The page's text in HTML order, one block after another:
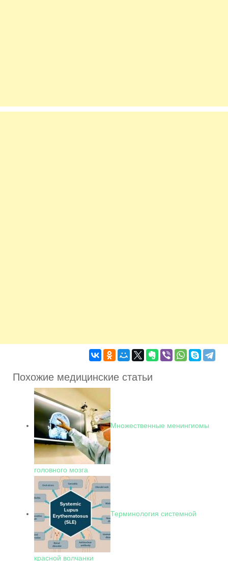
Похожие медицинские статьи
Множественные менингиомы
головного мозга
Терминология системной
красной волчанки